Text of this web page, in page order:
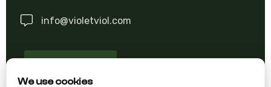
We use cookies
info@violetviol.com
Ask A Question